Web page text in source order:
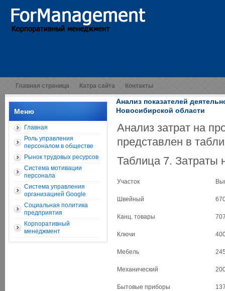
Главная страница Катра сайта Контакты
Меню
Главная
Роль управления
персоналом в обществе
Рынок трудовых ресурсов
Система мотивации
персонала
Система управления
организацией Google
Социальная политика
предприятия
Корпоративный
менеджмент
Анализ показателей
Новосибирской области
Анализ затрат на
представлен в
Таблица 7. Затраты
Участок
Швейный
Канц. товары
Ключи
Мебель
Механический
Бытовые приборы